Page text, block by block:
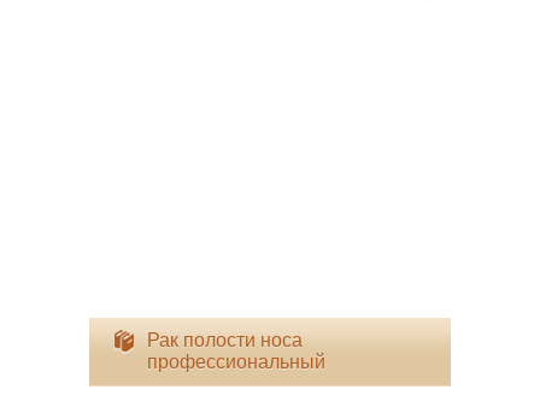
Рак полости носа
профессиональный